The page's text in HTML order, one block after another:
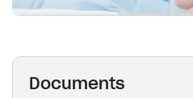
Documents